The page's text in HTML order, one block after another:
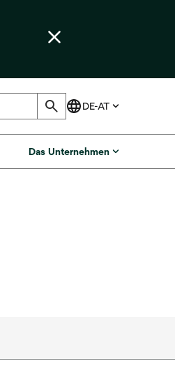
Das Unternehmen